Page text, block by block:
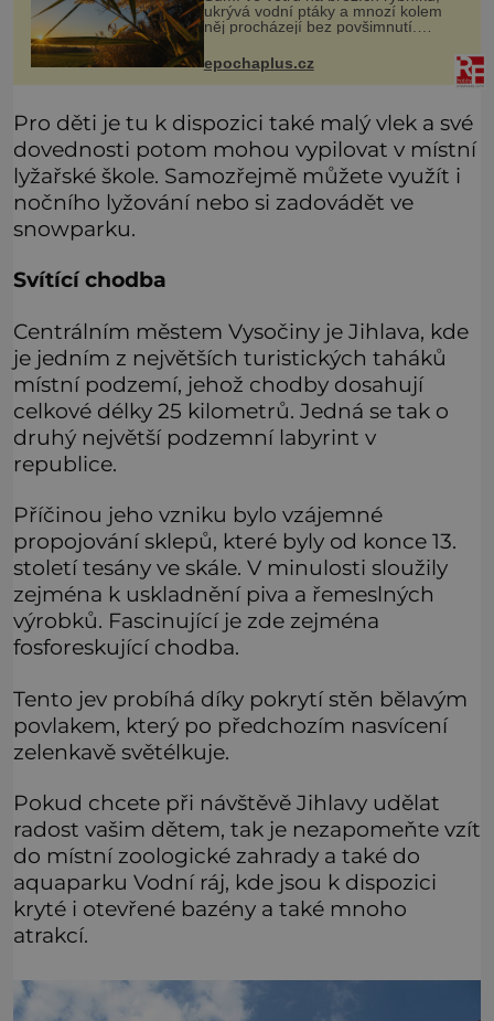
ukrývá vodní ptáky a mnozí kolem
něj procházejí bez povšimnutí.
Přesto právě rákos pomáhal stavět
domy, vyrábět lodě, zapisovat první
texty a inspiroval řadu pověstí.
epochaplus.cz
Pro děti je tu k dispozici také malý vlek a své
dovednosti potom mohou vypilovat v místní
lyžařské škole. Samozřejmě můžete využít i
nočního lyžování nebo si zadovádět ve
snowparku.
Svítící chodba
Centrálním městem Vysočiny je Jihlava, kde
je jedním z největších turistických taháků
místní podzemí, jehož chodby dosahují
celkové délky 25 kilometrů. Jedná se tak o
druhý největší podzemní labyrint v
republice.
Příčinou jeho vzniku bylo vzájemné
propojování sklepů, které byly od konce 13.
století tesány ve skále. V minulosti sloužily
zejména k uskladnění piva a řemeslných
výrobků. Fascinující je zde zejména
fosforeskující chodba.
Tento jev probíhá díky pokrytí stěn bělavým
povlakem, který po předchozím nasvícení
zelenkavě světélkuje.
Pokud chcete při návštěvě Jihlavy udělat
radost vašim dětem, tak je nezapomeňte vzít
do místní zoologické zahrady a také do
aquaparku Vodní ráj, kde jsou k dispozici
kryté i otevřené bazény a také mnoho
atrakcí.